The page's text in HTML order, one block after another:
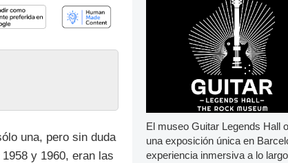
una, pero sin duda
y 1960, eran las
El museo Guitar Legends Hall
una exposición única en
experiencia inmersiva a lo